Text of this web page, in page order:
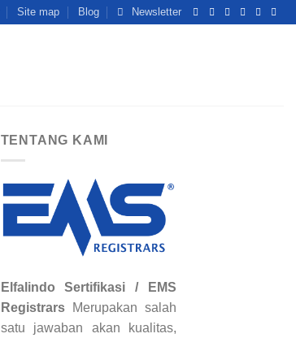
Site map Blog Newsletter
TENTANG KAMI
Elfalindo Sertifikasi / EMS
RegistrarsMerupakan salah
satu jawaban akan kualitas,